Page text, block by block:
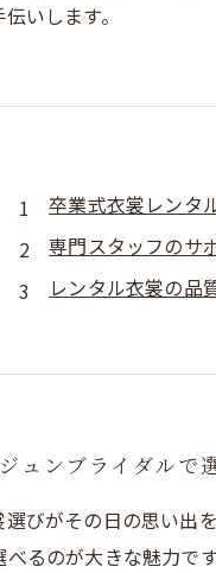
いします。
卒業式衣裳レンタ
専門スタッフのサ
レンタル衣裳の品
最高の思い出を形
ュンブライダルで
びがその日の思い出
るのが大きな魅力で